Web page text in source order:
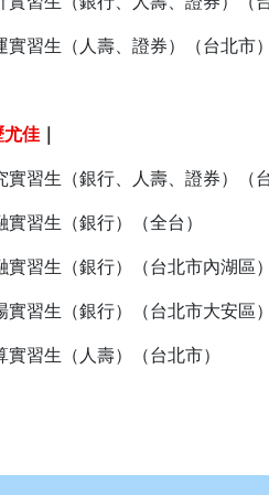
習生（人壽、證券）（台北市）
尤佳｜
習生（銀行、人壽、證券）（台
習生（銀行）（全台）
習生（銀行）（台北市內湖區）
習生（銀行）（台北市大安區）
習生（人壽）（台北市）